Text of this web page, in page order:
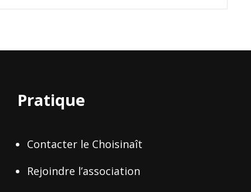
Pratique
Contacter le Choisinaît
Rejoindre l’association